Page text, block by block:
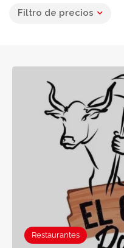
Filtro de precios
Restaurantes